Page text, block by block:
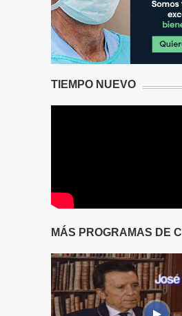
TIEMPO NUEVO
MÁS PROGRAMAS DE